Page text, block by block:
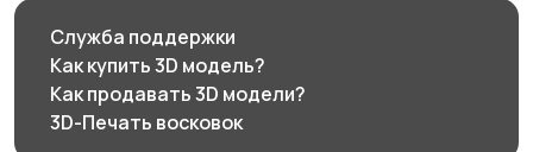
Служба поддержки
Как купить 3D модель?
Как продавать 3D модели?
3D-Печать восковок